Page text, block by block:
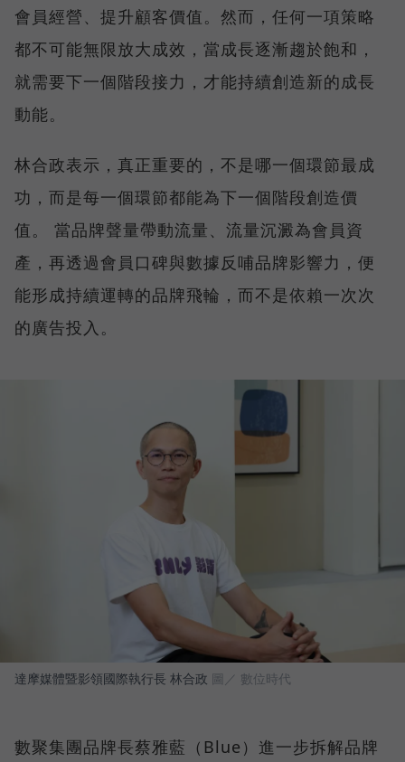
會員經營、提升顧客價值。然而，任何一項策略
都不可能無限放大成效，當成長逐漸趨於飽和，
就需要下一個階段接力，才能持續創造新的成長
動能。
林合政表示，真正重要的，不是哪一個環節最成
功，而是每一個環節都能為下一個階段創造價
值。 當品牌聲量帶動流量、流量沉澱為會員資
產，再透過會員口碑與數據反哺品牌影響力，便
能形成持續運轉的品牌飛輪，而不是依賴一次次
的廣告投入。
達摩媒體暨影領國際執行長 林合政 圖／ 數位時代
數聚集團品牌長蔡雅藍（Blue）進一步拆解品牌